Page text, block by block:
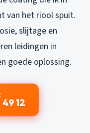
van het riool spuit.
slijtage en
leidingen in
goede oplossing.
12